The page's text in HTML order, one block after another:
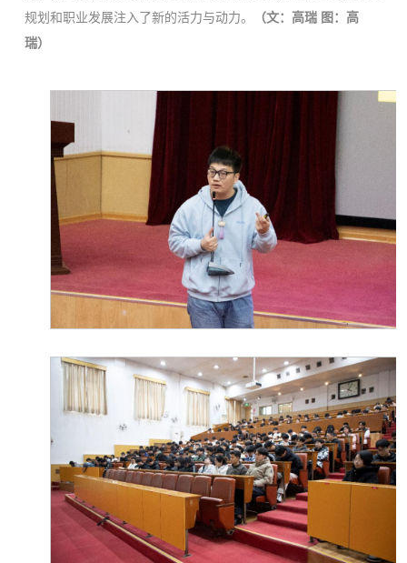
规划和职业发展注入了新的活力与动力。
（文：高瑞 图：高
瑞）